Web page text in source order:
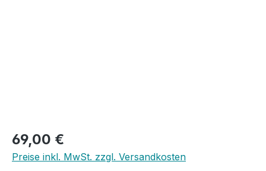
Regulärer Preis:
69,00 €
Preise inkl. MwSt. zzgl. Versandkosten